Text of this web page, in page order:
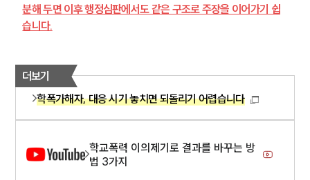
분해 두면 이후 행정심판에서도 같은 구조로 주장을 이어가기 쉽
습니다.
더보기
학폭가해자, 대응 시기 놓치면 되돌리기 어렵습니다
학교폭력 이의제기로 결과를 바꾸는 방
법 3가지